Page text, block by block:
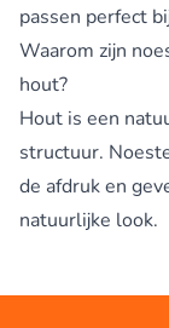
passen perfect
Waarom zijn
hout?
Hout is een
structuur.
de afdruk en
natuurlijke look.